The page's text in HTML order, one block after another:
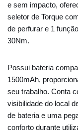
e sem impacto,
seletor de Torque
de perfurar e 1
30Nm.
Possui bateria
1500mAh,
seu trabalho. Conta
visibilidade do local
de bateria e uma
conforto durante